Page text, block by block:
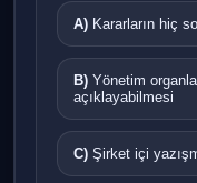
A) Kararların hiç
B) Yönetim
açıklayabilmesi
C) Şirket içi